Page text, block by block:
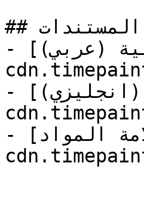
## المستندات
- [المواصفات الفنية (عربي)](https://store-
- [المواصفات الفنية (انجليزي)](https://store-
- [وثيقة بيانات سلامة المواد](https://store-